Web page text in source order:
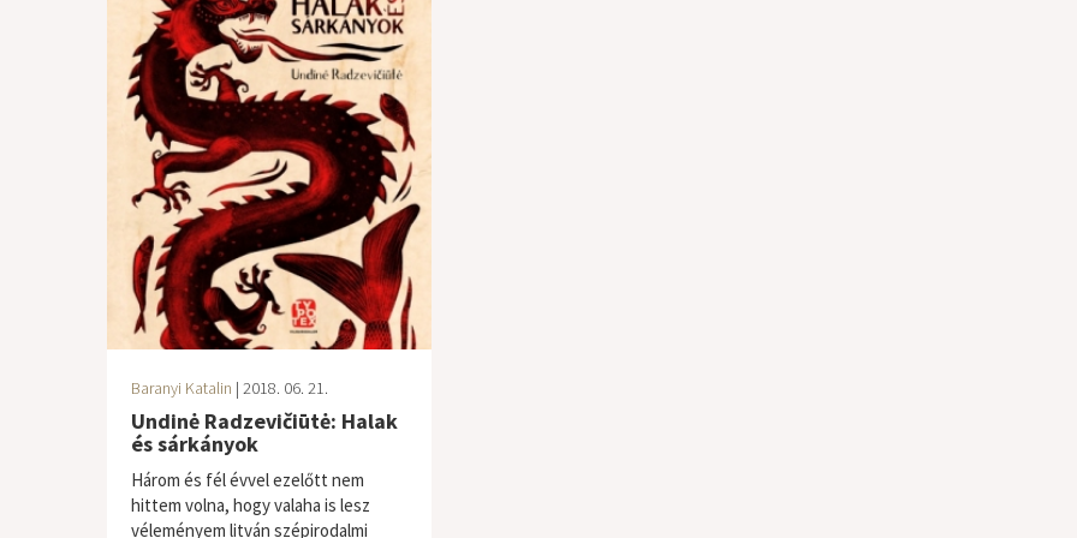
Baranyi Katalin | 2018. 06. 21.
Undinė Radzevičiūtė: Halak
és sárkányok
Három és fél évvel ezelőtt nem
hittem volna, hogy valaha is lesz
véleményem litván szépirodalmi